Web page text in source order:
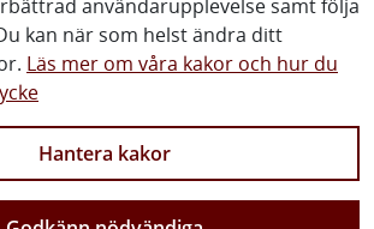
användarupplevelse samt följa
kan när som helst ändra ditt
Läs mer om våra kakor och hur du
Hantera kakor
Youtube